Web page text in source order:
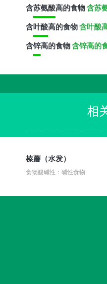
含苏氨酸高的食物含苏
含叶酸高的食物含叶酸
含锌高的食物含锌高的
相
榛蘑（水发）
食物酸碱性：碱性食物